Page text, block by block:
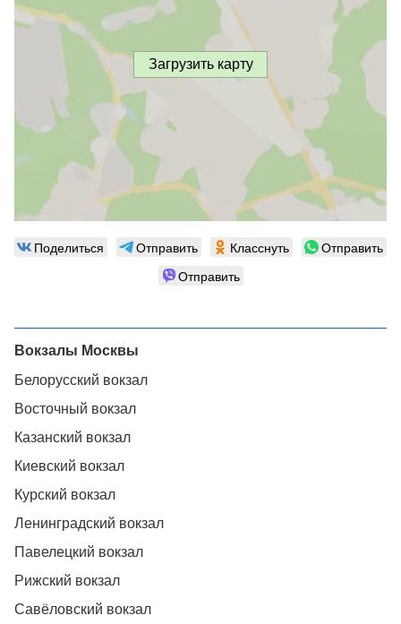
Загрузить карту
Поделиться Отправить Класснуть
Отправить
Отправить
Вокзалы Москвы
Белорусский вокзал
Восточный вокзал
Казанский вокзал
Киевский вокзал
Курский вокзал
Ленинградский вокзал
Павелецкий вокзал
Рижский вокзал
Савёловский вокзал